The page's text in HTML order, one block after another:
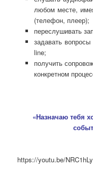
любом месте,
(телефон, плеер);
переслушивать
задавать
line;
получить
конкретном
«Назначаю тебя
https://youtu.be/